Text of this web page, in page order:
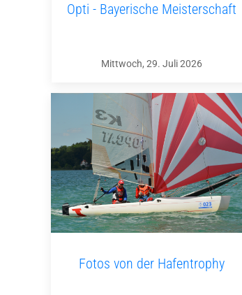
Opti - Bayerische Meisterschaft
Mittwoch, 29. Juli 2026
Fotos von der Hafentrophy